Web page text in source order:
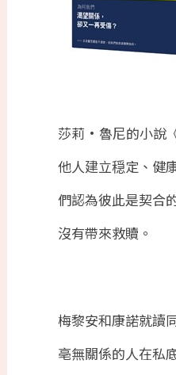
莎莉·魯尼的小說
他人建立穏定、健
們認為彼此是契合
沒有帶來救贖。
梅黎安和康諾就讀
亳無關係的人在私